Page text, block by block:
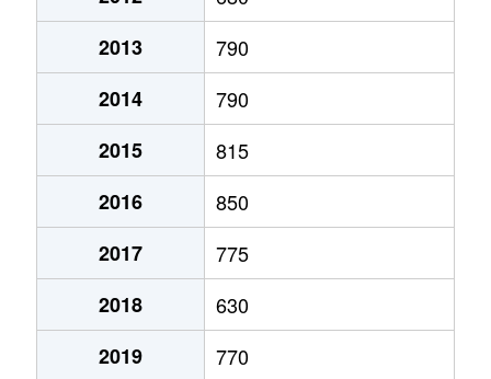
深堀町
480万円
船見町
2,000万円
弁天町
780万円
1,200万円
750万円
430万円
宮前町
170万円
2013
790
2014
790
2015
815
2016
850
2017
775
2018
630
2019
770